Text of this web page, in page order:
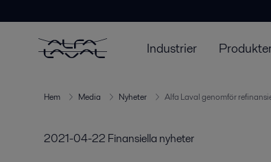
Industrier
Hem Media Nyheter Alfa Laval genomför
2021-04-22 Finansiella nyheter